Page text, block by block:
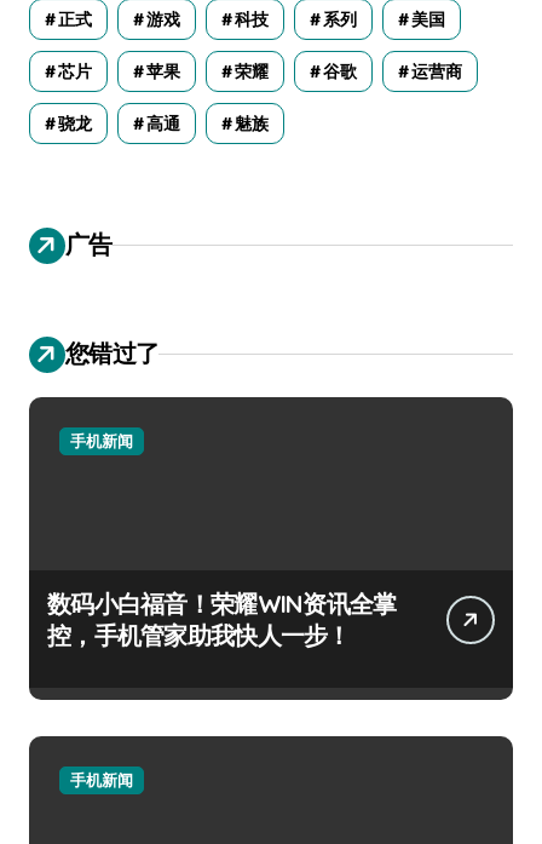
正式 游戏 科技 系列 美国
芯片 苹果 荣耀 谷歌 运营商
骁龙 高通 魅族
广告
您错过了
手机新闻
数码小白福音！荣耀WIN资讯全掌
控，手机管家助我快人一步！
手机新闻